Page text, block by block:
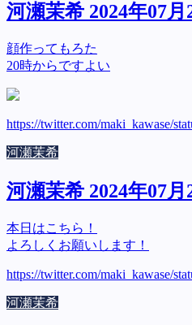
河瀬茉希 2024年07
顔作ってもろた
20時からですよい
https://twitter.com/maki_kawase/
河瀬茉希
河瀬茉希 2024年07
本日はこちら！
よろしくお願いします！
https://twitter.com/maki_kawase/
河瀬茉希